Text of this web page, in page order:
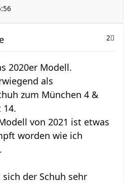
2
2020er Modell.
als
zum München 4 &
14.
von 2021 ist etwas
worden wie ich
der Schuh sehr